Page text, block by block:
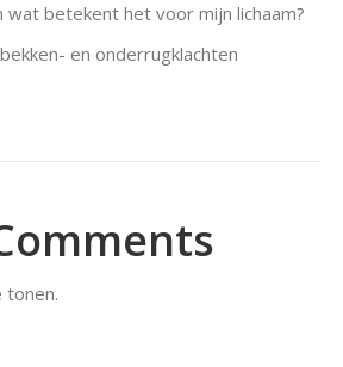
betekent het voor mijn lichaam?
en onderrugklachten
tonen.